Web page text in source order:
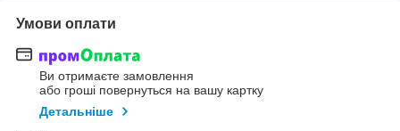
Умови оплати
Ви отримаєте замовлення
або гроші повернуться на вашу картку
Детальніше